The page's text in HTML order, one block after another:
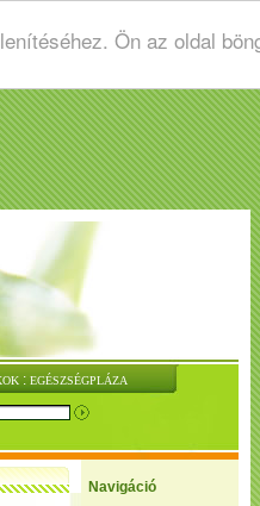
Ön az oldal
: EGÉSZSÉGPLÁZA
Navigáció